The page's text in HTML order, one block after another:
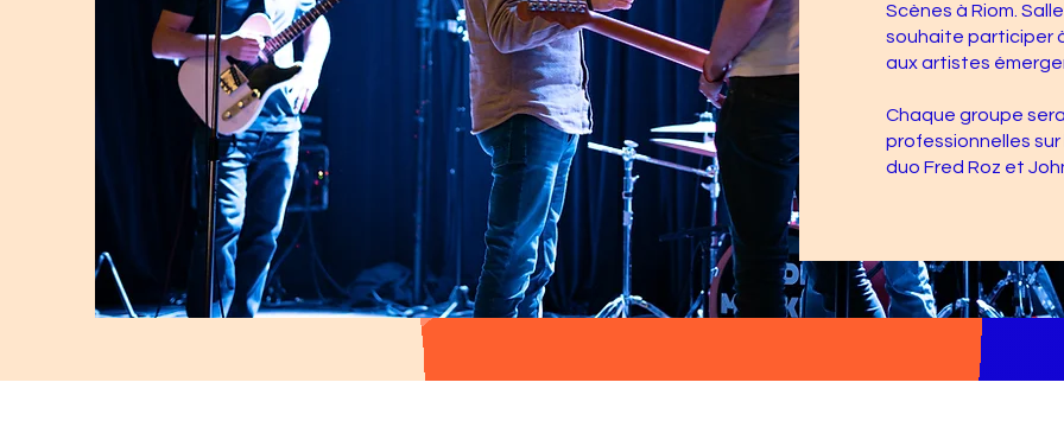
Scènes à Riom.
souhaite participer
aux artistes
Chaque groupe
professionnelles
duo Fred Roz et